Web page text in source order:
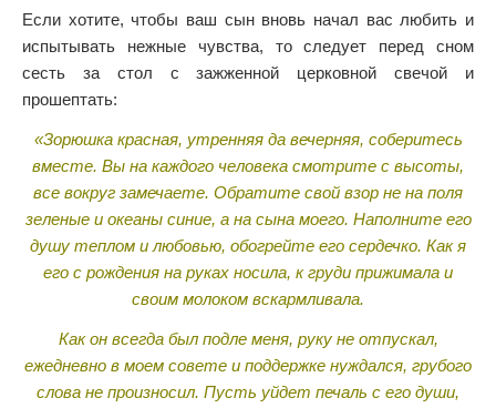
Если хотите, чтобы ваш сын вновь начал вас любить и
испытывать нежные чувства, то следует перед сном
сесть за стол с зажженной церковной свечой и
прошептать:
«Зорюшка красная, утренняя да вечерняя, соберитесь
вместе. Вы на каждого человека смотрите с высоты,
все вокруг замечаете. Обратите свой взор не на поля
зеленые и океаны синие, а на сына моего. Наполните его
душу теплом и любовью, обогрейте его сердечко. Как я
его с рождения на руках носила, к груди прижимала и
своим молоком вскармливала.
Как он всегда был подле меня, руку не отпускал,
ежедневно в моем совете и поддержке нуждался, грубого
слова не произносил. Пусть уйдет печаль с его души,